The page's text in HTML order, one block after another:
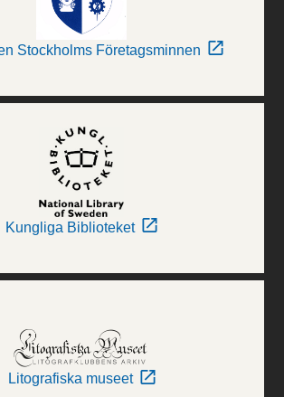
Stockholms Företagsminnen
Kungliga Biblioteket
Litografiska museet